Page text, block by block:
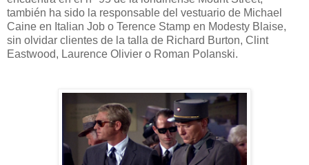
también ha sido la responsable del vestuario de Michael
Caine en Italian Job o Terence Stamp en Modesty Blaise,
sin olvidar clientes de la talla de Richard Burton, Clint
Eastwood, Laurence Olivier o Roman Polanski.